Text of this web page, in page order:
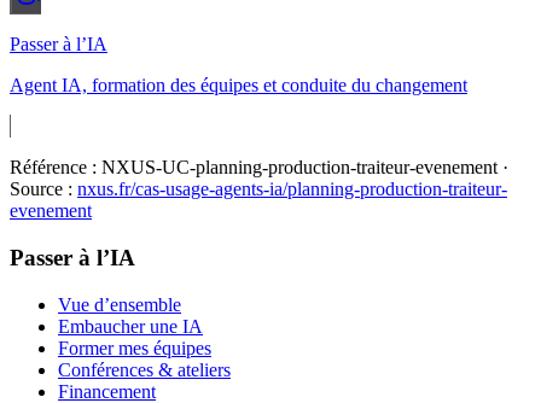
Passer à l’IA
Agent IA, formation des équipes et conduite du changement
Référence : NXUS-UC-planning-production-traiteur-evenement ·
Source : nxus.fr/cas-usage-agents-ia/planning-production-traiteur-
evenement
Passer à l’IA
Vue d’ensemble
Embaucher une IA
Former mes équipes
Conférences & ateliers
Financement